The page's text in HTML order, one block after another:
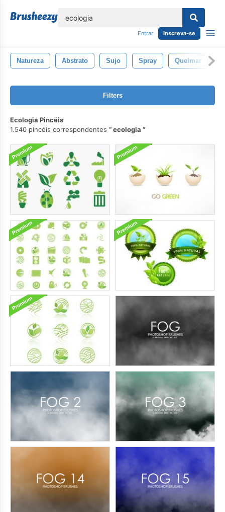
Entrar Inscreva-se
Natureza Abstrato Sujo Spray Queimar
Filters
Ecologia Pincéis
1.540 pincéis correspondentes
ecologia